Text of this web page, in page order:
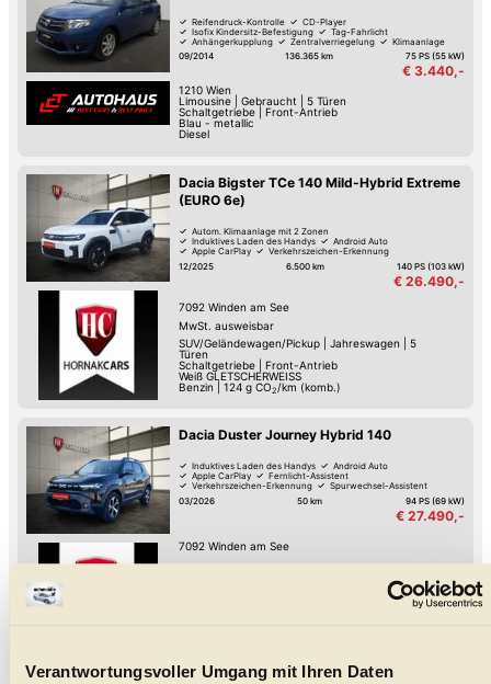
Verantwortungsvoller Umgang mit Ihren Daten
Reifendruck-Kontrolle
CD-Player
Isofix Kindersitz-Befestigung
Tag-Fahrlicht
Anhängerkupplung
Zentralverriegelung
Klimaanlage
09/2014
136.365 km 75 PS (55 kW)
€ 3.440,-
1210 Wien
Limousine| Gebraucht
5 Türen
Schaltgetriebe| Front-Antrieb
Blau - metallic
Diesel
Dacia Bigster TCe 140 Mild-Hybrid Extreme
(EURO 6e)
Autom. Klimaanlage mit 2 Zonen
Induktives Laden des Handys
Android Auto
Apple CarPlay
Verkehrszeichen-Erkennung
Spurhalte-Assistent
Keyless Go Reifendruck-Kontrolle
12/2025 6.500 km 140 PS (103 kW)
€ 26.490,-
7092 Winden am See
MwSt. ausweisbar
SUV/Geländewagen/Pickup| Jahreswagen
5
Türen
Schaltgetriebe|
Front-Antrieb
Weiß GLETSCHERWEISS
Benzin
124 g CO2 /km (komb.)
Dacia Duster Journey Hybrid 140
Induktives Laden des Handys
Android Auto
Apple CarPlay
Fernlicht-Assistent
Verkehrszeichen-Erkennung
Spurwechsel-Assistent
03/2026 50 km 94 PS (69 kW)
€ 27.490,-
7092 Winden am See
Jahreswagen | 5